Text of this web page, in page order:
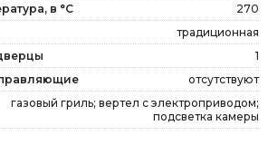
в °C
270
традиционная
1
отсутствуют
газовый гриль; вертел с электроприводом;
подсветка камеры